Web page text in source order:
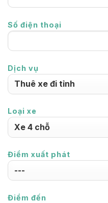
Số điện thoại
Dịch vụ
Loại xe
Điểm xuất phát
Điểm đến